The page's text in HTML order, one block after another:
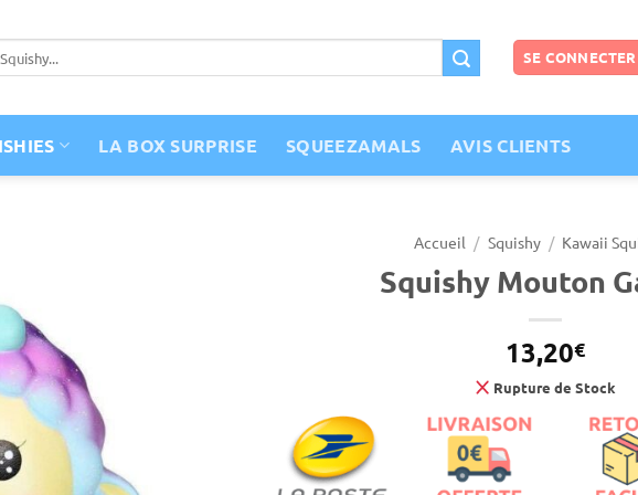
SE CONNECTER
LA BOX SURPRISE SQUEEZAMALS AVIS CLIENTS
Accueil / Squishy / Kawaii
Squishy Mouton
13,20€
Rupture de Stock